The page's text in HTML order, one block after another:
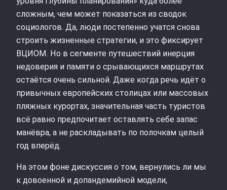
сложным, чем может показаться из сводок
социологов. Да, люди постепенно учатся снова
строить жизненные стратегии, и это фиксирует
ВЦИОМ. Но в сегменте путешествий инерция
недоверия и памяти о срывающихся маршрутах
остаётся очень сильной. Даже когда речь идёт о
привычных европейских столицах или массовых
пляжных курортах, значительная часть туристов
всё равно предпочитает оставлять себе запас
манёвра, а не раскладывать по полочкам целый
год вперёд.
На этом фоне дискуссия о том, вернулись ли мы
к довоенной и допандемийной модели,